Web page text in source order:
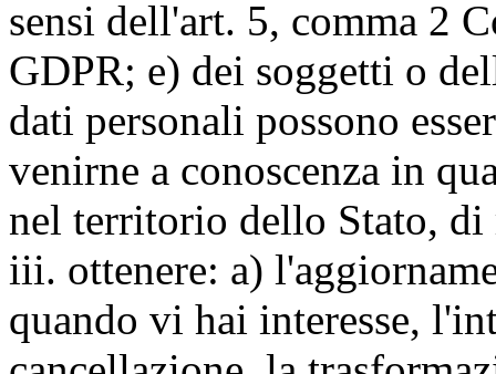
sensi dell'art. 5, comma 2
GDPR; e) dei soggetti o
dati personali possono
venirne a conoscenza in
nel territorio dello Stato,
iii. ottenere: a)
quando vi hai interesse,